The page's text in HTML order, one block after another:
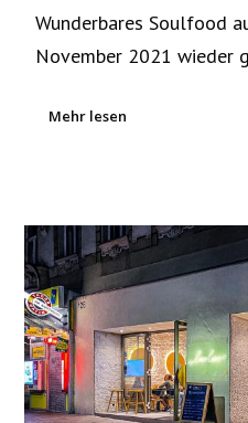
Wunderbares Soulfood
November 2021 wieder
Mehr lesen